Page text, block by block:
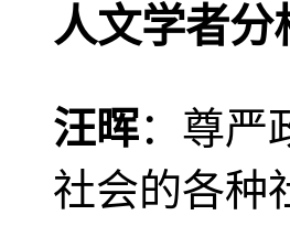
人文学者分
汪晖：尊严
社会的各种